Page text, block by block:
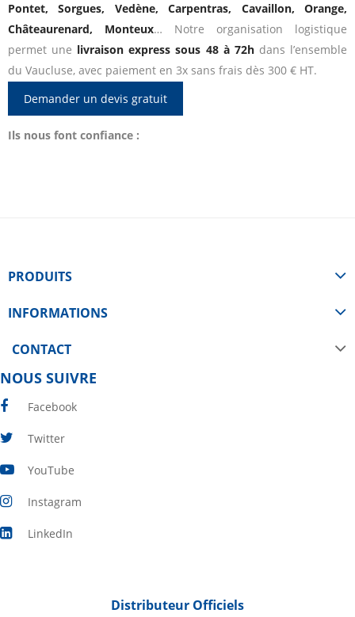
Pontet, Sorgues, Vedène, Carpentras, Cavaillon, Orange,
Châteaurenard, Monteux… Notre organisation logistique
permet une livraison express sous 48 à 72hdans l’ensemble
du Vaucluse, avec paiement en 3x sans frais dès 300 € HT.
Demander un devis gratuit
Ils nous font confiance :
PRODUITS
INFORMATIONS
CONTACT
NOUS SUIVRE
Facebook
Twitter
YouTube
Instagram
LinkedIn
Distributeur Officiels